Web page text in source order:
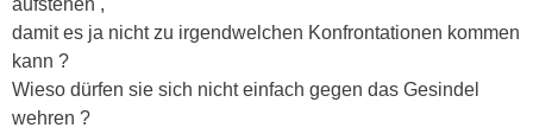
aufstehen ,
damit es ja nicht zu irgendwelchen Konfrontationen kommen
kann ?
Wieso dürfen sie sich nicht einfach gegen das Gesindel
wehren ?